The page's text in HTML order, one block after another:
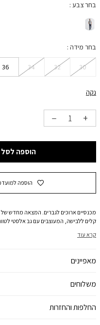
בחר צבע
בחר מידה
30
32
34
36
נקה
הוספה לסל
הוספה
מכנסיים ארוכים לגברים. המצאה מחדש של
קלים ללבישה, המעוצבים עם גב אלסטי
קרא עוד
מאפיינים
משלוחים
החלפות והחזרות